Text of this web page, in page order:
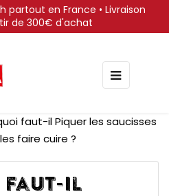
partout en France • Livraison
de 300€ d'achat
Basculer
la
☰
faut-il Piquer les saucisses
faire cuire ?
faut-il